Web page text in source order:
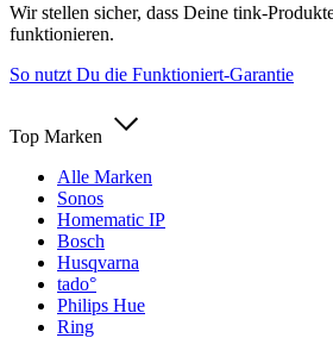
Wir stellen sicher, dass Deine tink-
funktionieren.
So nutzt Du die Funktioniert-Garantie
Top Marken
Alle Marken
Sonos
Homematic IP
Bosch
Husqvarna
tado°
Philips Hue
Ring